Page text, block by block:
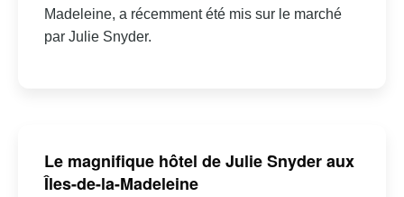
Madeleine, a récemment été mis sur le marché
par Julie Snyder.
Le magnifique hôtel de Julie Snyder aux
Îles-de-la-Madeleine